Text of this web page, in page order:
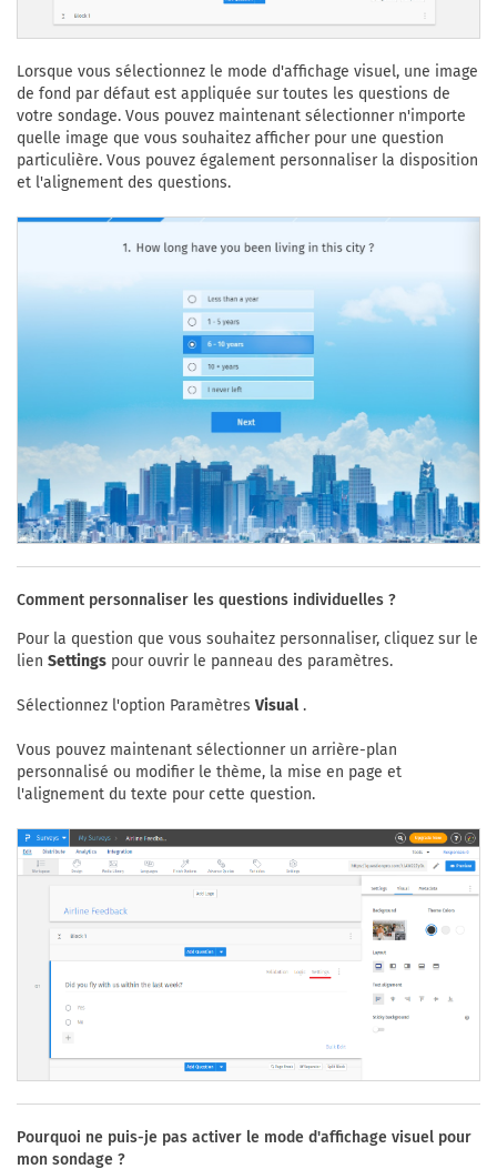
Lorsque vous sélectionnez le mode d'affichage visuel, une image
de fond par défaut est appliquée sur toutes les questions de
votre sondage. Vous pouvez maintenant sélectionner n'importe
quelle image que vous souhaitez afficher pour une question
particulière. Vous pouvez également personnaliser la disposition
et l'alignement des questions.
Comment personnaliser les questions individuelles ?
Pour la question que vous souhaitez personnaliser, cliquez sur le
lien Settings pour ouvrir le panneau des paramètres.
Sélectionnez l'option Paramètres Visual .
Vous pouvez maintenant sélectionner un arrière-plan
personnalisé ou modifier le thème, la mise en page et
l'alignement du texte pour cette question.
Pourquoi ne puis-je pas activer le mode d'affichage visuel pour
mon sondage ?